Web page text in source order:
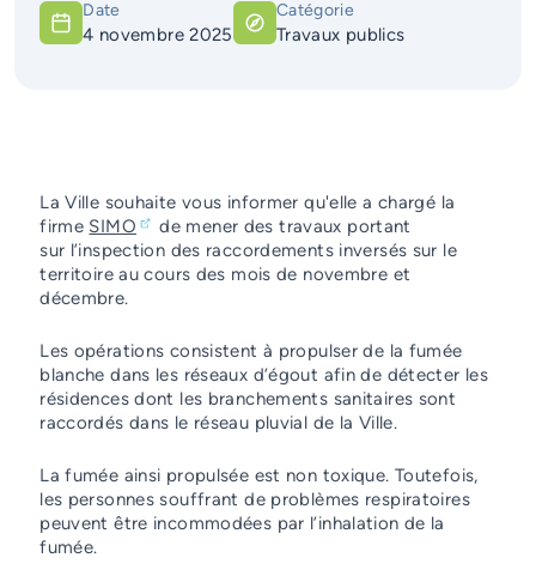
Services d'alerte
Date
4 novembre 2025
Catégorie
Travaux publics
La Ville souhaite vous informer qu'elle a chargé la
firme SIMO
de mener des travaux portant
sur l’inspection des raccordements inversés sur le
territoire au cours des mois de novembre et
décembre.
Les opérations consistent à propulser de la fumée
blanche dans les réseaux d’égout afin de détecter les
résidences dont les branchements sanitaires sont
raccordés dans le réseau pluvial de la Ville.
La fumée ainsi propulsée est non toxique. Toutefois,
les personnes souffrant de problèmes respiratoires
peuvent être incommodées par l’inhalation de la
fumée.